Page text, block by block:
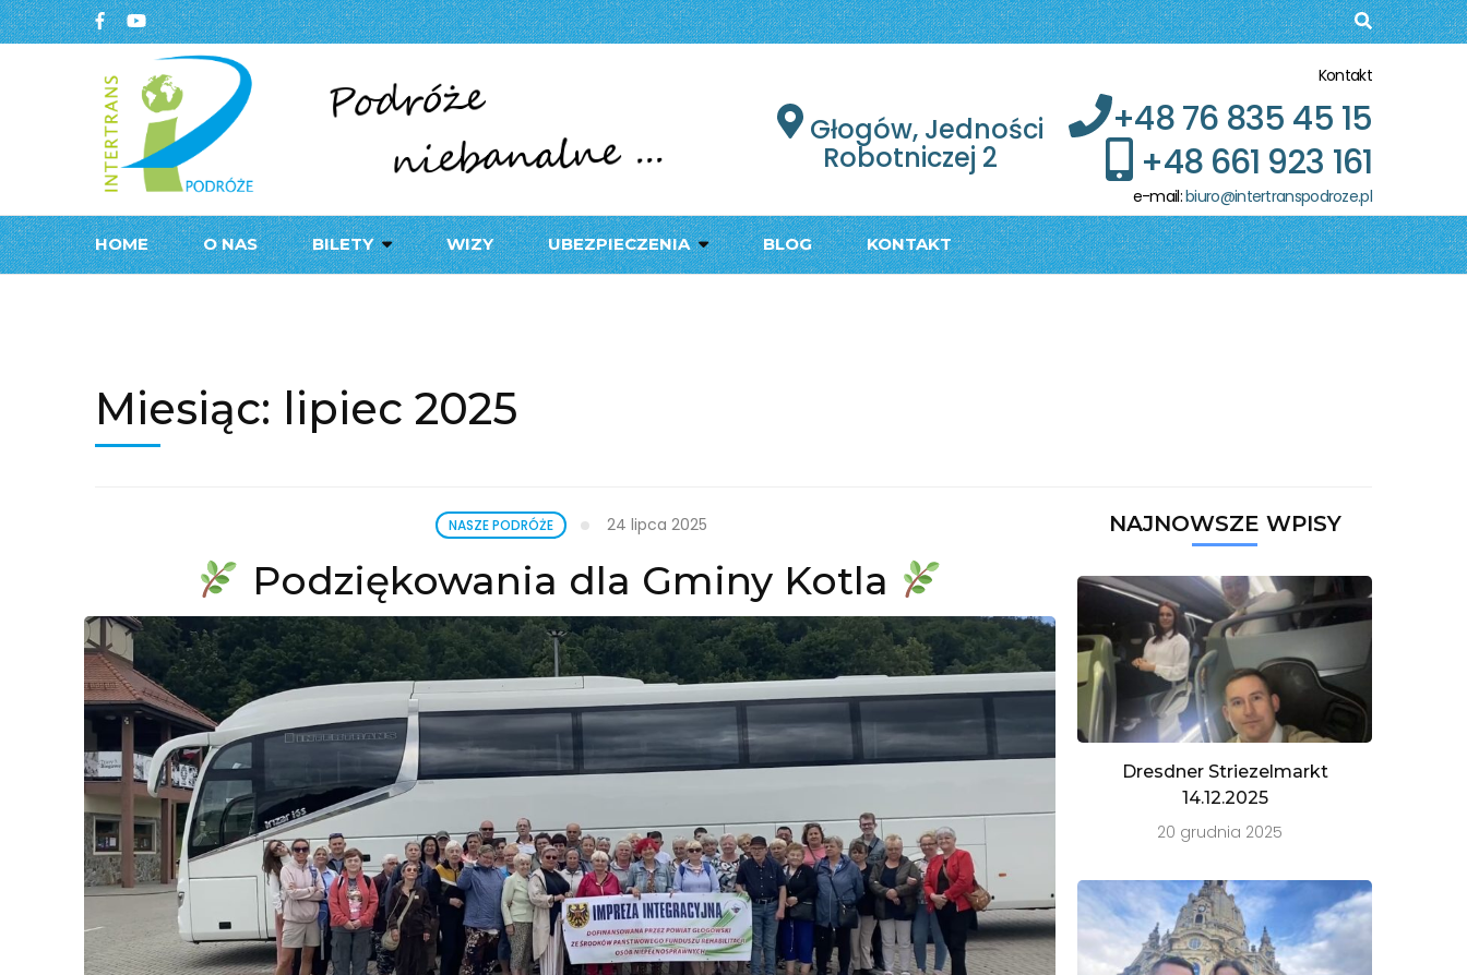
BIURO PODRÓŻY W GŁOGOWIE Kontakt
+48 76 835 45 15
+48 661 923 161
e-mail:biuro@intertranspodroze.pl
Głogów, Jedności
Robotniczej 2
HOME O NAS BILETY WIZY UBEZPIECZENIA BLOG KONTAKT
Miesiąc: lipiec 2025
NASZE PODRÓŻE 24 lipca 2025
Podziękowania dla Gminy Kotla
NAJNOWSZE WPISY
Dresdner Striezelmarkt
14.12.2025
20 grudnia 2025